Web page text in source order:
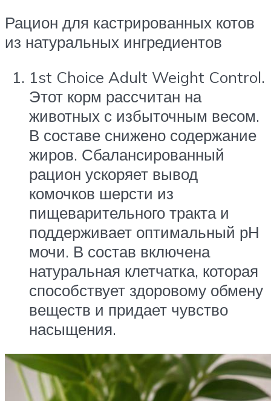
Рацион для кастрированных котов
из натуральных ингредиентов
1st Choice Adult Weight Control.
Этот корм рассчитан на
животных с избыточным весом.
В составе снижено содержание
жиров. Сбалансированный
рацион ускоряет вывод
комочков шерсти из
пищеварительного тракта и
поддерживает оптимальный рН
мочи. В состав включена
натуральная клетчатка, которая
способствует здоровому обмену
веществ и придает чувство
насыщения.